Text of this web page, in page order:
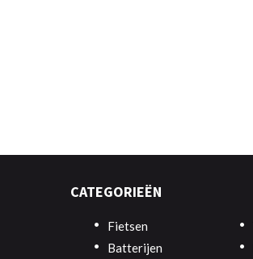
CATEGORIEËN
Fietsen
Batterijen